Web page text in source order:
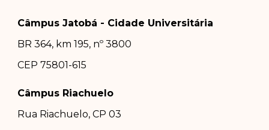
Câmpus Jatobá - Cidade Universitária
BR 364, km 195, nº 3800
CEP 75801-615
Câmpus Riachuelo
Rua Riachuelo, CP 03